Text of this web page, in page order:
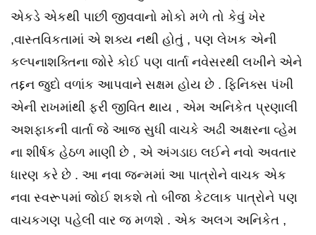
એકડે એકથી પાછી જીવવાનો મોકો મળે તો કેવું ખેર
,વાસ્તવિકતામાં એ શક્ય નથી હોતું , પણ લેખક એની
કલ્પનાશક્તિના જોરે કોઈ પણ વાર્તા નવેસરથી લખીને એને
તદ્દન જુદો વળાંક આપવાને સક્ષમ હોય છે . ફિનિક્સ પંખી
એની રાખમાંથી ફરી જીવિત થાય , એમ અનિકેત પ્રણાલી
અશફાકની વાર્તા જે આજ સુધી વાચકે અઢી અક્ષરના વ્હેમ
ના શીર્ષક હેઠળ માણી છે , એ અંગડાઇ લઈને નવો અવતાર
ધારણ કરે છે . આ નવા જન્મમાં આ પાત્રોને વાચક એક
નવા સ્વરૂપમાં જોઈ શકશે તો બીજા કેટલાક પાત્રોને પણ
વાચકગણ પહેલી વાર જ મળશે . એક અલગ અનિકેત ,